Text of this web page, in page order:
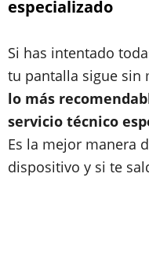
especializado
Si has intentado
tu pantalla sigue sin
lo más
servicio técnico
Es la mejor manera
dispositivo y si te